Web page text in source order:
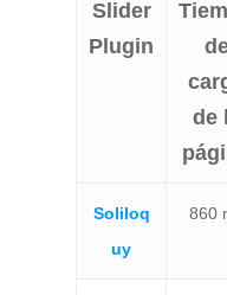
Slider
Plugin
de
Soliloq
uy
860